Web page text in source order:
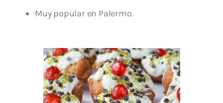
Muy popular en Palermo.